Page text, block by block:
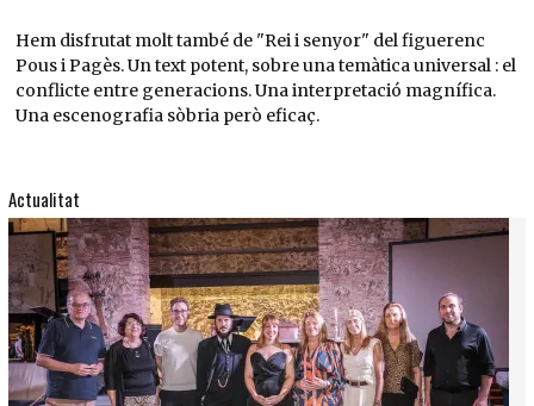
Hem disfrutat molt també de "Rei i senyor" del figuerenc
Pous i Pagès. Un text potent, sobre una temàtica universal : el
conflicte entre generacions. Una interpretació magnífica.
Una escenografia sòbria però eficaç.
Actualitat